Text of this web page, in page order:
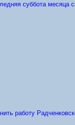
суббота месяца
работу